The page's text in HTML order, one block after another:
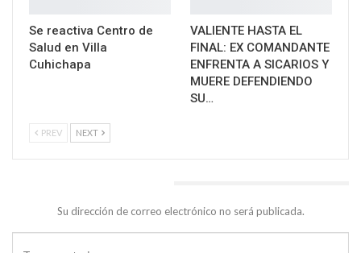
Se reactiva Centro de
Salud en Villa
Cuhichapa
VALIENTE HASTA EL
FINAL: EX COMANDANTE
ENFRENTA A SICARIOS Y
MUERE DEFENDIENDO
SU…
PREV NEXT
Su dirección de correo electrónico no será publicada.